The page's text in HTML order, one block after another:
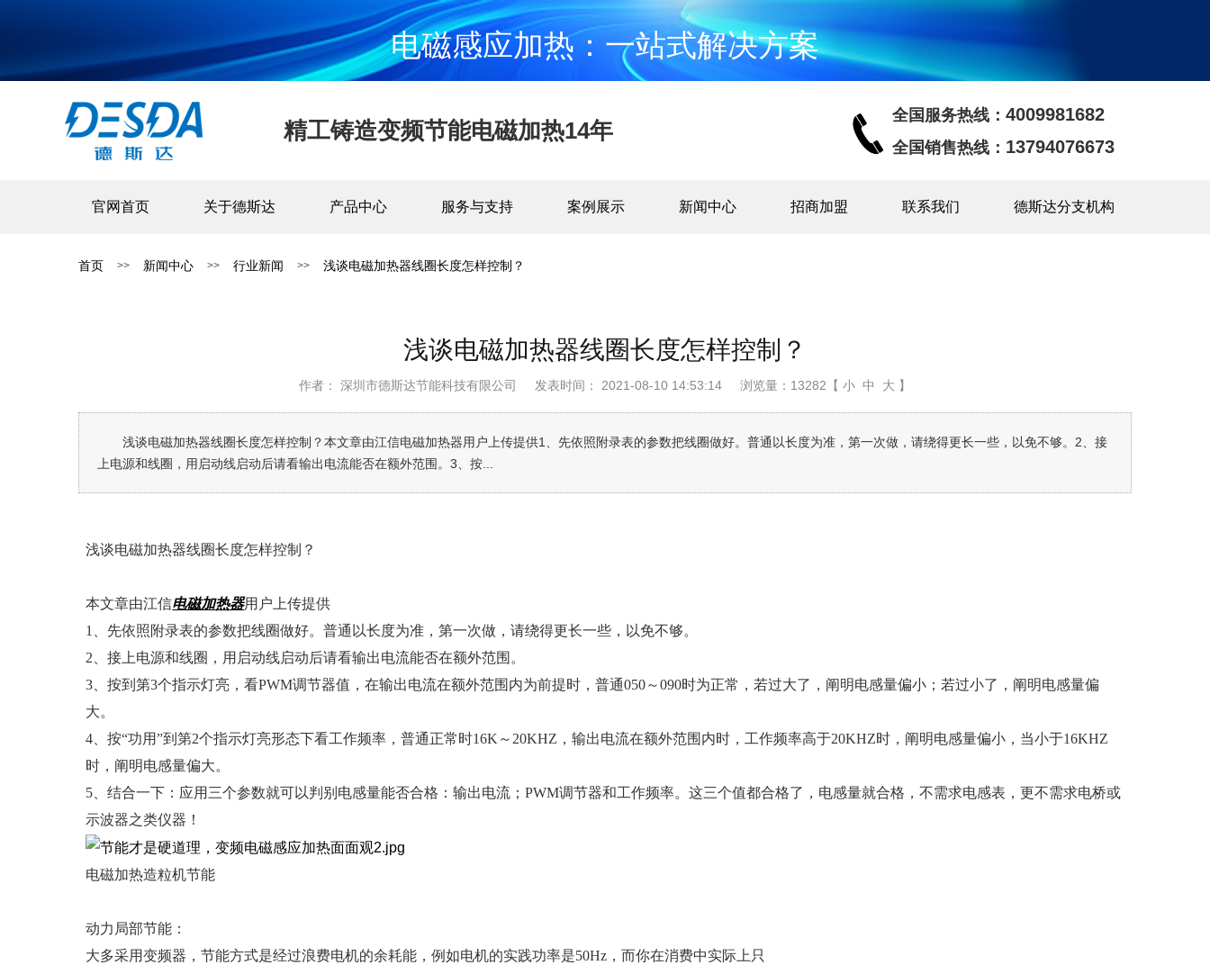
电磁感应加热：一站式解决方案
精工铸造变频节能电磁加热14年
全国服务热线： 4009981682
全国销售热线： 13794076673
官网首页 关于德斯达 产品中心 服务与支持 案例展示 新闻中心 招商加盟 联系我们 德斯达分支机构
首页 >> 新闻中心 >> 行业新闻 >> 浅谈电磁加热器线圈长度怎样控制？
浅谈电磁加热器线圈长度怎样控制？
作者： 深圳市德斯达节能科技有限公司 发表时间： 2021-08-10 14:53:14 浏览量：13282【 小 中 大 】
浅谈电磁加热器线圈长度怎样控制？本文章由江信电磁加热器用户上传提供1、先依照附录表的参数把线圈做好。普通以长度为准，第一次做，请绕得更长一些，以免不够。2、接
上电源和线圈，用启动线启动后请看输出电流能否在额外范围。3、按...
浅谈电磁加热器线圈长度怎样控制？
本文章由江信电磁加热器用户上传提供
1、先依照附录表的参数把线圈做好。普通以长度为准，第一次做，请绕得更长一些，以免不够。
2、接上电源和线圈，用启动线启动后请看输出电流能否在额外范围。
3、按到第3个指示灯亮，看PWM调节器值，在输出电流在额外范围内为前提时，普通050～090时为正常，若过大了，阐明电感量偏小；若过小了，阐明电感量偏
大。
4、按“功用”到第2个指示灯亮形态下看工作频率，普通正常时16K～20KHZ，输出电流在额外范围内时，工作频率高于20KHZ时，阐明电感量偏小，当小于16KHZ
时，阐明电感量偏大。
5、结合一下：应用三个参数就可以判别电感量能否合格：输出电流；PWM调节器和工作频率。这三个值都合格了，电感量就合格，不需求电感表，更不需求电桥或
示波器之类仪器！
电磁加热造粒机节能
动力局部节能：
大多采用变频器，节能方式是经过浪费电机的余耗能，例如电机的实践功率是50Hz，而你在消费中实际上只